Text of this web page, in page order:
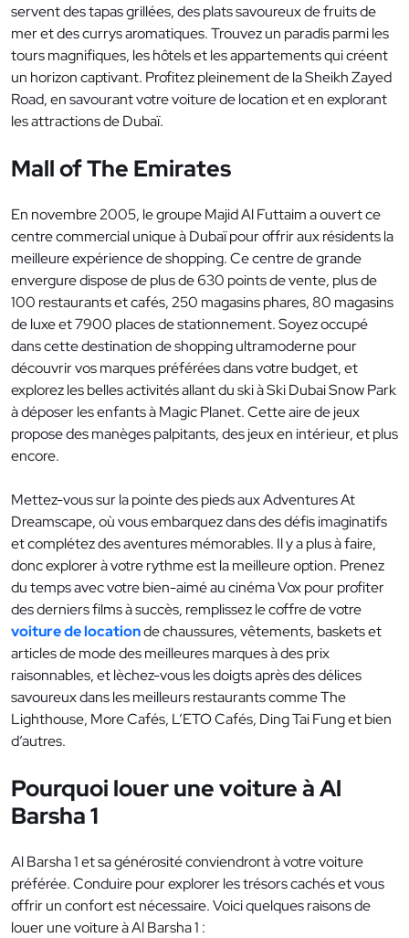
servent des tapas grillées, des plats savoureux de fruits de
mer et des currys aromatiques. Trouvez un paradis parmi les
tours magnifiques, les hôtels et les appartements qui créent
un horizon captivant. Profitez pleinement de la Sheikh Zayed
Road, en savourant votre voiture de location et en explorant
les attractions de Dubaï.
Mall of The Emirates
En novembre 2005, le groupe Majid Al Futtaim a ouvert ce
centre commercial unique à Dubaï pour offrir aux résidents la
meilleure expérience de shopping. Ce centre de grande
envergure dispose de plus de 630 points de vente, plus de
100 restaurants et cafés, 250 magasins phares, 80 magasins
de luxe et 7900 places de stationnement. Soyez occupé
dans cette destination de shopping ultramoderne pour
découvrir vos marques préférées dans votre budget, et
explorez les belles activités allant du ski à Ski Dubai Snow Park
à déposer les enfants à Magic Planet. Cette aire de jeux
propose des manèges palpitants, des jeux en intérieur, et plus
encore.
Mettez-vous sur la pointe des pieds aux Adventures At
Dreamscape, où vous embarquez dans des défis imaginatifs
et complétez des aventures mémorables. Il y a plus à faire,
donc explorer à votre rythme est la meilleure option. Prenez
du temps avec votre bien-aimé au cinéma Vox pour profiter
des derniers films à succès, remplissez le coffre de votre
voiture de locationde chaussures, vêtements, baskets et
articles de mode des meilleures marques à des prix
raisonnables, et lèchez-vous les doigts après des délices
savoureux dans les meilleurs restaurants comme The
Lighthouse, More Cafés, L’ETO Cafés, Ding Tai Fung et bien
d’autres.
Pourquoi louer une voiture à Al
Barsha 1
Al Barsha 1 et sa générosité conviendront à votre voiture
préférée. Conduire pour explorer les trésors cachés et vous
offrir un confort est nécessaire. Voici quelques raisons de
louer une voiture à Al Barsha 1 :